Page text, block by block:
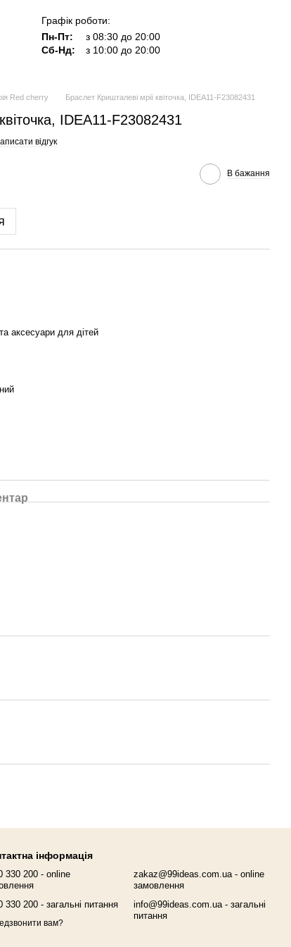
Графік роботи:
Пн-Пт:
з 08:30 до 20:00
Сб-Нд:
з 10:00 до 20:00
Red cherry Браслет Кришталеві мрії квіточка, IDEA11-F23082431
IDEA11-F23082431
відгук
В бажання
аксесуари для дітей
інформація
330 200 - online
330 200 - загальні питання
вам?
zakaz@99ideas.com.ua - online
замовлення
info@99ideas.com.ua - загальні
питання